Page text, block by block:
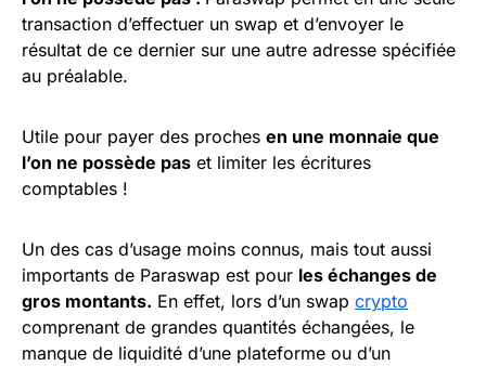
transaction d’effectuer un swap et d’envoyer le
résultat de ce dernier sur une autre adresse spécifiée
au préalable.
Utile pour payer des proches en une monnaie que
l’on ne possède pas et limiter les écritures
comptables !
Un des cas d’usage moins connus, mais tout aussi
importants de Paraswap est pour les échanges de
gros montants. En effet, lors d’un swap crypto
comprenant de grandes quantités échangées, le
manque de liquidité d’une plateforme ou d’un